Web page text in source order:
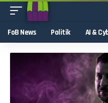
FoB News Politik AI &